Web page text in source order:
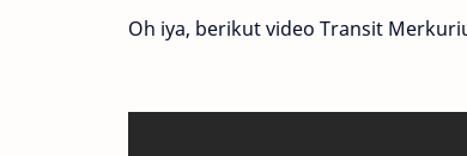
Oh iya, berikut video Transit